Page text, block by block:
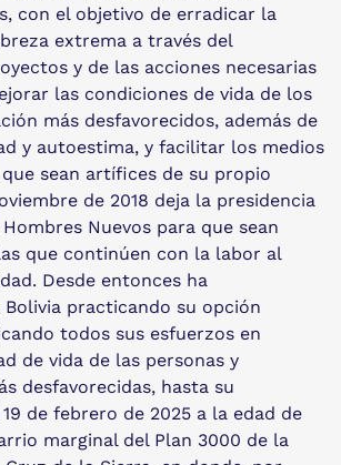
con el objetivo de erradicar la
extrema a través del
y de las acciones necesarias
las condiciones de vida de los
más desfavorecidos, además de
y autoestima, y facilitar los medios
sean artífices de su propio
de 2018 deja la presidencia
Nuevos para que sean
que continúen con la labor al
Desde entonces ha
Bolivia practicando su opción
todos sus esfuerzos en
de vida de las personas y
desfavorecidas, hasta su
de febrero de 2025 a la edad de
marginal del Plan 3000 de la